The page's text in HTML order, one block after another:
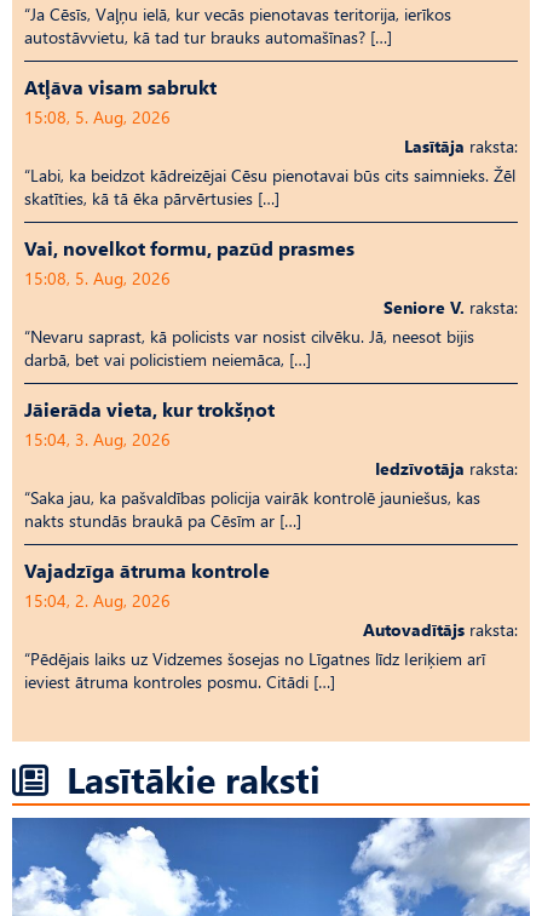
“Ja Cēsīs, Vaļņu ielā, kur vecās pienotavas teritorija, ierīkos
autostāvvietu, kā tad tur brauks automašīnas? […]
Atļāva visam sabrukt
15:08, 5. Aug, 2026
Lasītāja raksta:
“Labi, ka beidzot kādreizējai Cēsu pienotavai būs cits saimnieks. Žēl
skatīties, kā tā ēka pārvērtusies […]
Vai, novelkot formu, pazūd prasmes
15:08, 5. Aug, 2026
Seniore V. raksta:
“Nevaru saprast, kā policists var nosist cilvēku. Jā, neesot bijis
darbā, bet vai policistiem neiemāca, […]
Jāierāda vieta, kur trokšņot
15:04, 3. Aug, 2026
Iedzīvotāja raksta:
“Saka jau, ka pašvaldības policija vairāk kontrolē jauniešus, kas
nakts stundās braukā pa Cēsīm ar […]
Vajadzīga ātruma kontrole
15:04, 2. Aug, 2026
Autovadītājs raksta:
“Pēdējais laiks uz Vid­ze­mes šosejas no Līgatnes līdz Ieriķiem arī
ieviest ātruma kontroles posmu. Citādi […]
Lasītākie raksti